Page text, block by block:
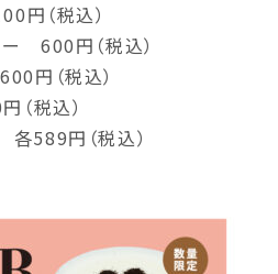
円（税込）
ー 600円（税込）
円（税込）
（税込）
589円（税込）